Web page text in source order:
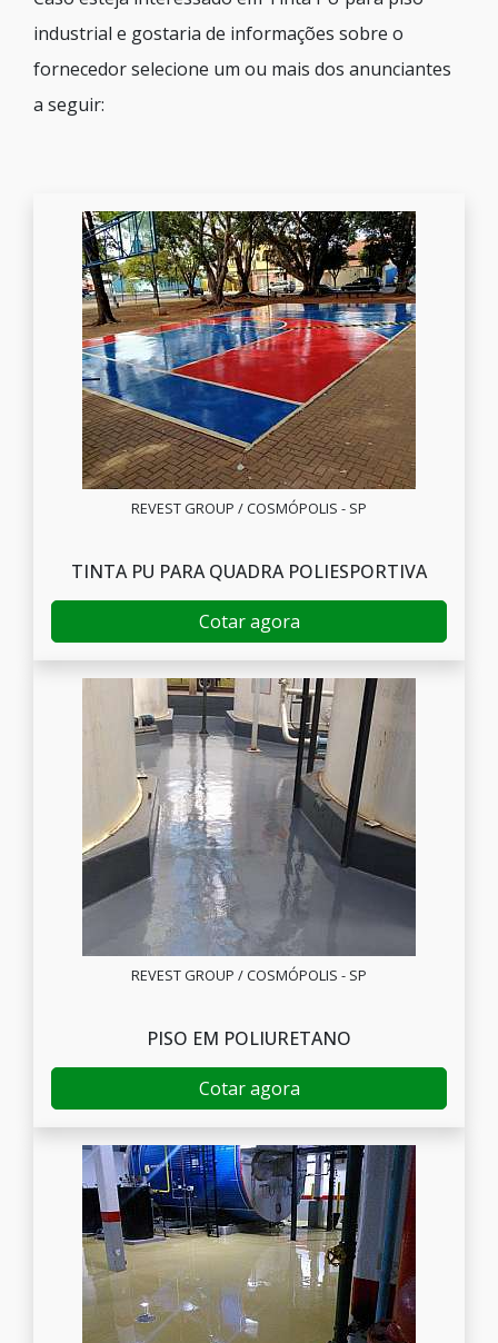
industrial e gostaria de informações sobre o
fornecedor selecione um ou mais dos anunciantes
a seguir:
REVEST GROUP / COSMÓPOLIS - SP
TINTA PU PARA QUADRA POLIESPORTIVA
Cotar agora
REVEST GROUP / COSMÓPOLIS - SP
PISO EM POLIURETANO
Cotar agora